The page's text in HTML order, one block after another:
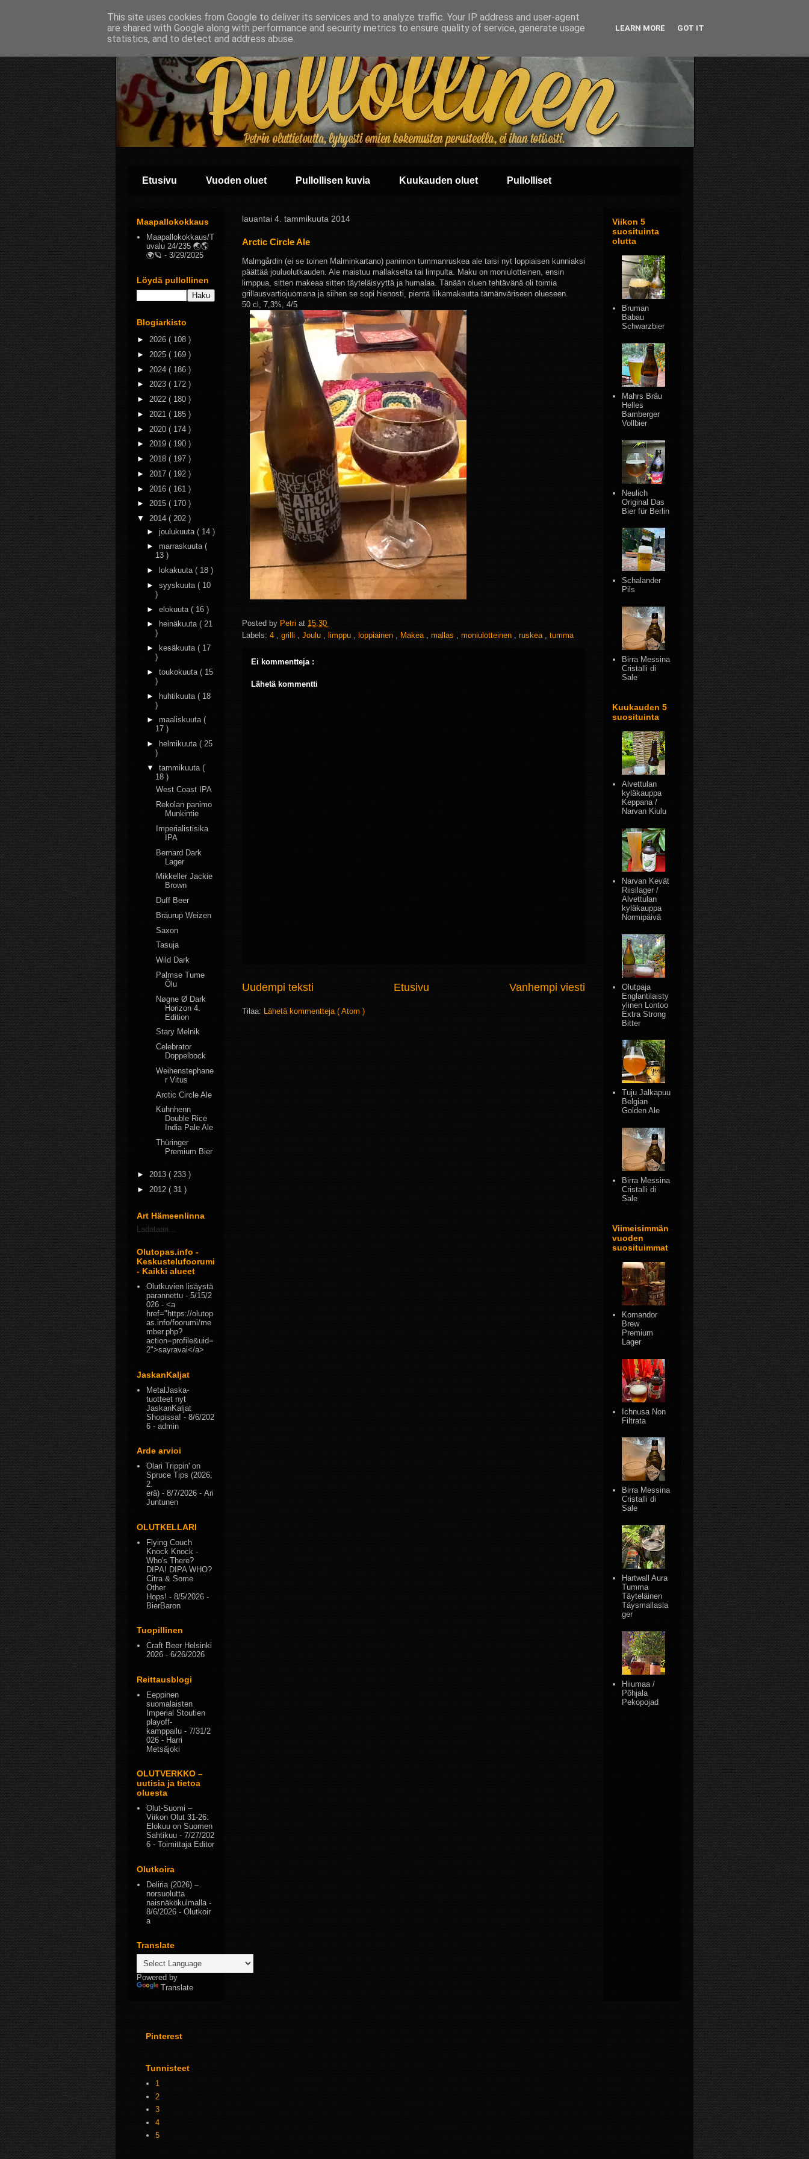
Etusivu Vuoden oluet Pullollisen kuvia Kuukauden oluet Pullolliset
lauantai 4. tammikuuta 2014
Arctic Circle Ale
Malmgårdin (ei se toinen Malminkartano) panimon tummanruskea ale taisi nyt loppiaisen kunniaksi
päättää jouluolutkauden. Ale maistuu mallakselta tai limpulta. Maku on moniulotteinen, ensin
limppua, sitten makeaa sitten täyteläisyyttä ja humalaa. Tänään oluen tehtävänä oli toimia
grillausvartiojuomana ja siihen se sopi hienosti, pientä liikamakeutta tämänväriseen olueseen.
50 cl, 7,3%, 4/5
Posted by Petri at 15.30
Labels: 4 grilli Joulu limppu loppiainen Makea mallas moniulotteinen ruskea tumma
Ei kommentteja :
Lähetä kommentti
Uudempi teksti Vanhempi viesti
Etusivu
Tilaa: Lähetä kommentteja ( Atom )
Maapallokokkaus
Maapallokokkaus/T
uvalu 24/235 🌏🌎
🌍🪐 - 3/29/2025
Löydä pullollinen
Blogiarkisto
► 2026 ( 108 )
► 2025 ( 169 )
► 2024 ( 186 )
► 2023 ( 172 )
► 2022 ( 180 )
► 2021 ( 185 )
► 2020 ( 174 )
► 2019 ( 190 )
► 2018 ( 197 )
► 2017 ( 192 )
► 2016 ( 161 )
► 2015 ( 170 )
▼ 2014 ( 202 )
► joulukuuta ( 14 )
► marraskuuta (
13 )
►
lokakuuta ( 18 )
► syyskuuta ( 10
)
► elokuuta ( 16 )
►
heinäkuuta ( 21
)
►
kesäkuuta ( 17
)
► toukokuuta ( 15
)
► huhtikuuta ( 18
)
► maaliskuuta (
17 )
►
helmikuuta ( 25
)
▼ tammikuuta (
18 )
West Coast IPA
Rekolan panimo
Munkintie
Imperialistisika
IPA
Bernard Dark
Lager
Mikkeller Jackie
Brown
Duff Beer
Bräurup Weizen
Saxon
Tasuja
Wild Dark
Palmse Tume
Õlu
Nøgne Ø Dark
Horizon 4.
Edition
Stary Melnik
Celebrator
Doppelbock
Weihenstephane
r Vitus
Arctic Circle Ale
Kuhnhenn
Double Rice
India Pale Ale
Thüringer
Premium Bier
► 2013 ( 233 )
► 2012 ( 31 )
Art Hämeenlinna
Ladataan...
Olutopas.info -
Keskustelufoorumi
- Kaikki alueet
Olutkuvien lisäystä
parannettu - 5/15/2
026 - <a
href="https://olutop
as.info/foorumi/me
mber.php?
action=profile&uid=
2">sayravai</a>
JaskanKaljat
MetalJaska-
tuotteet nyt
JaskanKaljat
Shopissa! - 8/6/202
6 - admin
Arde arvioi
Olari Trippin' on
Spruce Tips (2026,
2.
erä) - 8/7/2026 - Ari
Juntunen
OLUTKELLARI
Flying Couch
Knock Knock -
Who's There?
DIPA! DIPA WHO?
Citra & Some
Other
Hops! - 8/5/2026 -
BierBaron
Tuopillinen
Craft Beer Helsinki
2026 - 6/26/2026
Reittausblogi
Eeppinen
suomalaisten
Imperial Stoutien
playoff-
kamppailu - 7/31/2
026 - Harri
Metsäjoki
OLUTVERKKO –
uutisia ja tietoa
oluesta
Olut-Suomi –
Viikon Olut 31-26:
Elokuu on Suomen
Sahtikuu - 7/27/202
6 - Toimittaja Editor
Olutkoira
Deliria (2026) –
norsuolutta
naisnäkökulmalla -
8/6/2026 - Olutkoir
a
Translate
Powered by
Translate
Viikon 5
suosituinta
olutta
Bruman
Babau
Schwarzbier
Mahrs Bräu
Helles
Bamberger
Vollbier
Neulich
Original Das
Bier für Berlin
Schalander
Pils
Birra Messina
Cristalli di
Sale
Kuukauden 5
suosituinta
Alvettulan
kyläkauppa
Keppana /
Narvan Kiulu
Narvan Kevät
Riisilager /
Alvettulan
kyläkauppa
Normipäivä
Olutpaja
Englantilaisty
ylinen Lontoo
Extra Strong
Bitter
Tuju Jalkapuu
Belgian
Golden Ale
Birra Messina
Cristalli di
Sale
Viimeisimmän
vuoden
suosituimmat
Komandor
Brew
Premium
Lager
Ichnusa Non
Filtrata
Birra Messina
Cristalli di
Sale
Hartwall Aura
Tumma
Täyteläinen
Täysmallasla
ger
Hiiumaa /
Põhjala
Pekopojad
Pinterest
Tunnisteet
1
2
3
4
5
This site uses cookies from Google to deliver its services and to analyze traffic. Your IP address and user-agent
are shared with Google along with performance and security metrics to ensure quality of service, generate usage
statistics, and to detect and address abuse.
LEARN MORE GOT IT